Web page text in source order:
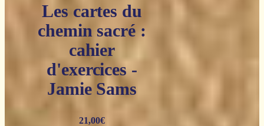
Les cartes du
chemin sacré :
cahier
d'exercices -
Jamie Sams
21,00€